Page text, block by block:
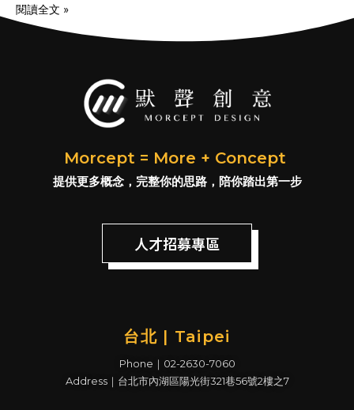
閱讀全文 »
Morcept = More + Concept
提供更多概念，完整你的思路，陪你踏出第一步
人才招募專區
台北 | Taipei
Phone｜02-2630-7060
Address｜台北市內湖區陽光街321巷56號2樓之7